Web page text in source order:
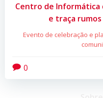
Centro de Informática
e traça rumos
Evento de celebração e
0